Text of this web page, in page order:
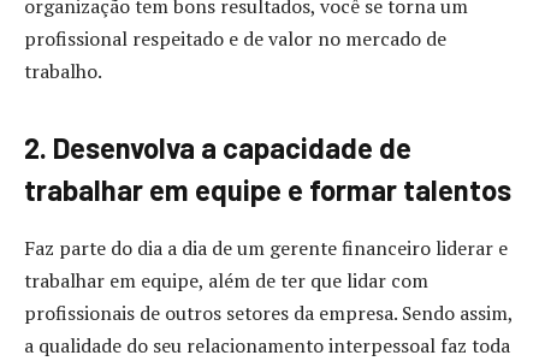
organização tem bons resultados, você se torna um
profissional respeitado e de valor no mercado de
trabalho.
2. Desenvolva a capacidade de
trabalhar em equipe e formar talentos
Faz parte do dia a dia de um gerente financeiro liderar e
trabalhar em equipe, além de ter que lidar com
profissionais de outros setores da empresa. Sendo assim,
a qualidade do seu relacionamento interpessoal faz toda